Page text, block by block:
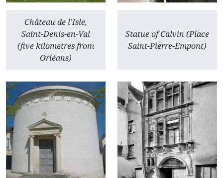
Château de l’Isle,
Saint-Denis-en-Val
(five kilometres from
Orléans)
Statue of Calvin (Place
Saint-Pierre-Empont)